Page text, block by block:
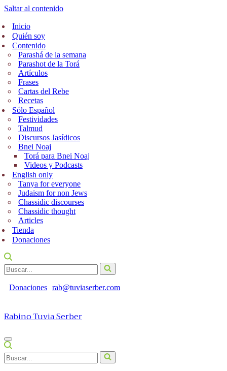
Saltar al contenido
Inicio
Quién soy
Contenido
Parashá de la semana
Parashot de la Torá
Artículos
Frases
Cartas del Rebe
Recetas
Sólo Español
Festividades
Talmud
Discursos Jasídicos
Bnei Noaj
Torá para Bnei Noaj
Videos y Podcasts
English only
Tanya for everyone
Judaism for non Jews
Chassidic discourses
Chassidic thought
Articles
Tienda
Donaciones
Buscar...
Donaciones rab@tuviaserber.com
Rabino Tuvia Serber
Menú
de
navegación
Buscar...